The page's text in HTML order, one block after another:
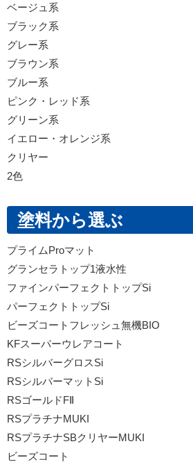
ベージュ系
ブラック系
グレー系
ブラウン系
ブルー系
ピンク・レッド系
グリーン系
イエロー・オレンジ系
クリヤー
2色
塗料から選ぶ
プライムProマット
グランセラトップ1液水性
ファインパーフェクトトップSi
パーフェクトトップSi
ビーズコートフレッシュ無機BIO
KFスーパーウレアコート
RSシルバーグロスSi
RSシルバーマットSi
RSゴールドFⅡ
RSプラチナMUKI
RSプラチナSBクリヤーMUKI
ビーズコート